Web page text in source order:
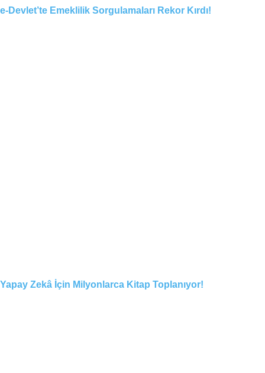
e-Devlet’te Emeklilik Sorgulamaları Rekor Kırdı!
Yapay Zekâ İçin Milyonlarca Kitap Toplanıyor!